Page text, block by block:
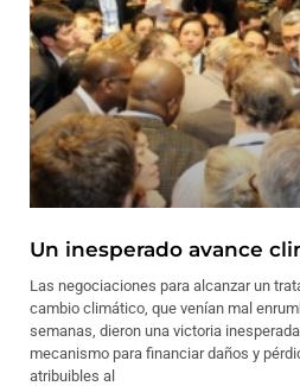
Un inesperado avance
Las negociaciones para alcanzar un
cambio climático, que venían mal
semanas, dieron una victoria
mecanismo para financiar daños y
atribuibles al